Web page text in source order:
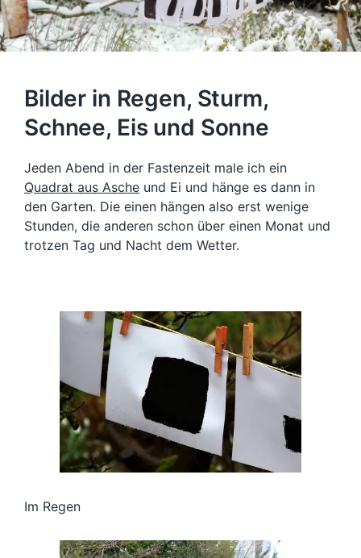
Bilder in Regen, Sturm,
Schnee, Eis und Sonne
Jeden Abend in der Fastenzeit male ich ein
Quadrat aus Asche und Ei und hänge es dann in
den Garten. Die einen hängen also erst wenige
Stunden, die anderen schon über einen Monat und
trotzen Tag und Nacht dem Wetter.
Im Regen